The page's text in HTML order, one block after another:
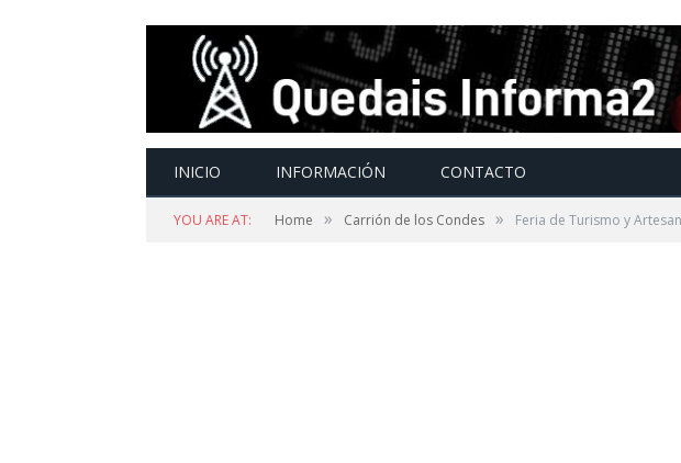
INICIO INFORMACIÓN CONTACTO
YOU ARE AT: Home » Carrión de los Condes » Feria de Turismo y